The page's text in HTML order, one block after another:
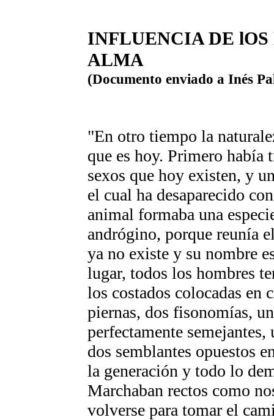
INFLUENCIA DE lOS
ALMA
(Documento enviado a Inés
"En otro tiempo la
que es hoy. Primero había
sexos que hoy existen, y
el cual ha desaparecido
animal formaba una
andrógino, porque reunía
ya no existe y su nombre
lugar, todos los hombres
los costados colocadas en
piernas, dos fisonomías,
perfectamente semejantes,
dos semblantes opuestos
la generación y todo lo
Marchaban rectos como
volverse para tomar el